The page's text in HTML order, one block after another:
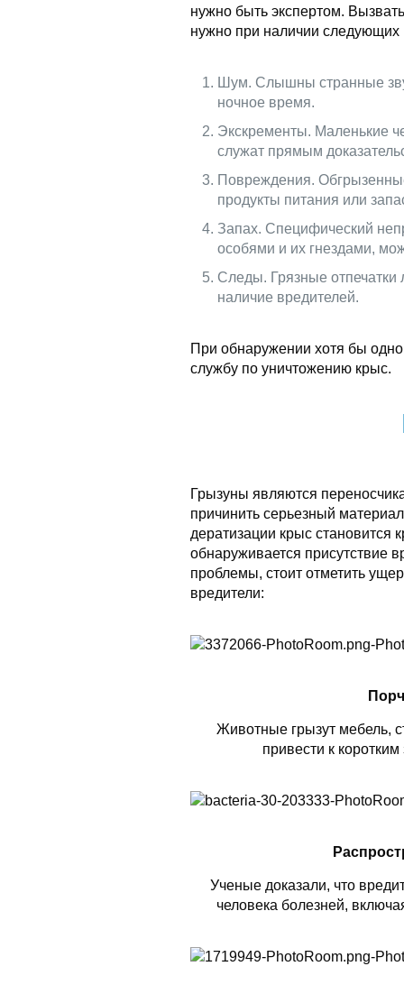
нужно быть экспертом.
нужно при наличии следующих
Шум. Слышны странные
ночное время.
Экскременты. Маленькие
служат прямым
Повреждения.
продукты питания или
Запах. Специфический
особями и их гнездами,
Следы. Грязные
наличие вредителей.
При обнаружении хотя бы
службу по уничтожению крыс.
Грызуны являются
причинить серьезный
дератизации крыс становится
обнаруживается присутствие
проблемы, стоит отметить
вредители:
Животные грызут мебель,
привести к
Ученые доказали, что
человека болезней,